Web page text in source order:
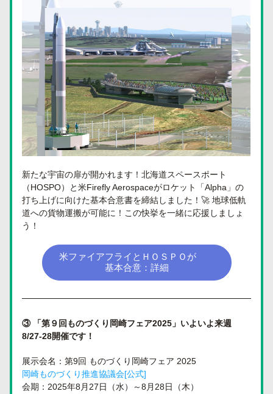
新たな宇宙の扉が開かれます！北海道スペースポート
（HOSPO）と米Firefly Aerospaceがロケット「Alpha」の
打ち上げに向けた基本合意書を締結しました！🚀 地球低軌
道への貨物運搬が可能に！この快挙を一緒に応援しましょ
う！
米ファイアフライとＨＯＳＰＯが
基本合意：詳細
③ 「第９回ものづくり岡崎フェア2025」いよいよ来週
8/27-28開催です！
展示会名：第9回 ものづくり岡崎フェア 2025
岡崎ものづくり推進協議会[公式]
会期：2025年8月27日（水）～8月28日（木）